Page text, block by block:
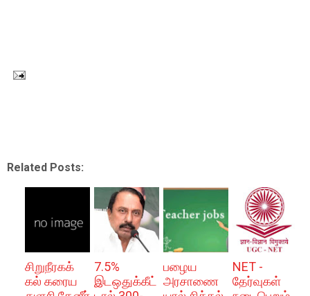
Related Posts:
சிறுநீரகக்
கல் கரைய
7.5%
இடஒதுக்கீட்
பழைய
அரசாணை
NET -
தேர்வுகள்